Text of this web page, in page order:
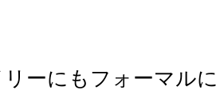
ーにもフォーマル